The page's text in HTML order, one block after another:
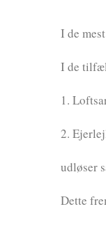
I de
I de
1.
2.
udløser
Dette